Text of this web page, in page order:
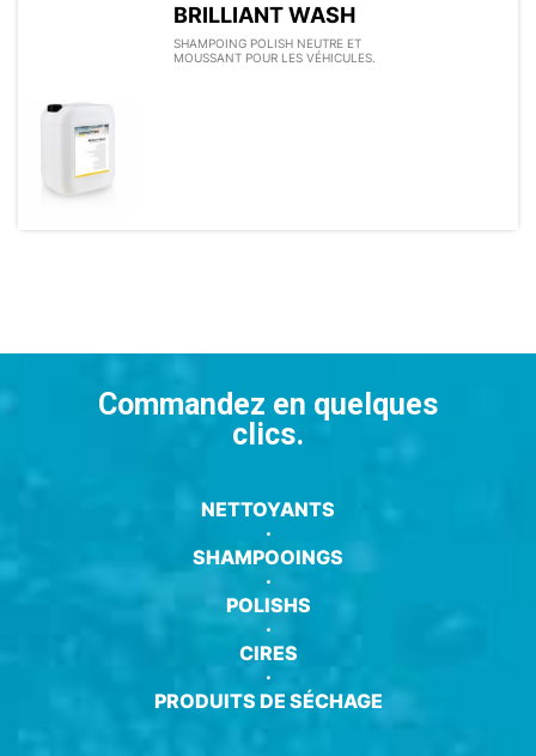
BRILLIANT WASH
SHAMPOING POLISH NEUTRE ET
MOUSSANT POUR LES VÉHICULES.
Commandez en quelques
clics.
NETTOYANTS
·
SHAMPOOINGS
·
POLISHS
·
CIRES
·
PRODUITS DE SÉCHAGE